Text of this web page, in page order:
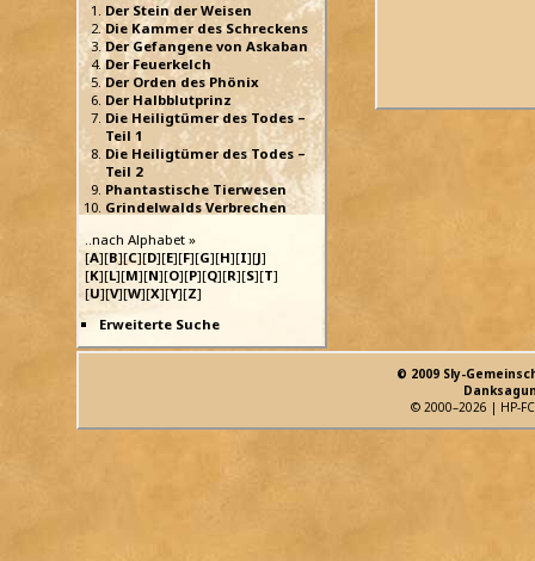
Der Stein der Weisen
Die Kammer des Schreckens
Der Gefangene von Askaban
Der Feuerkelch
Der Orden des Phönix
Der Halbblutprinz
Die Heiligtümer des Todes –
Teil 1
Die Heiligtümer des Todes –
Teil 2
Phantastische Tierwesen
Grindelwalds Verbrechen
..nach Alphabet »
[A][B][C][D][E][F][G][H][I][J]
[K][L][M][N][O][P][Q][R][S][T]
[U][V][W][X][Y][Z]
Erweiterte Suche
© 2009 Sly-
© 2000–2026 | HP-